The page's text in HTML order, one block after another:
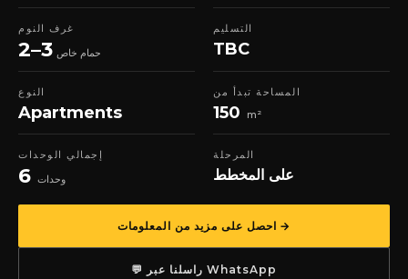
غرف النوم
2–3 حمام خاص
التسليم
TBC
النوع
Apartments
المساحة تبدأ من
150 m²
إجمالي الوحدات
6 وحدات
المرحلة
على المخطط
احصل على مزيد من المعلومات →
💬 راسلنا عبر WhatsApp